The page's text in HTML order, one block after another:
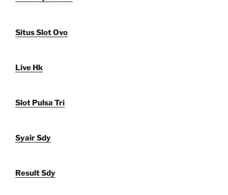
Situs Slot Ovo
Live Hk
Slot Pulsa Tri
Syair Sdy
Result Sdy